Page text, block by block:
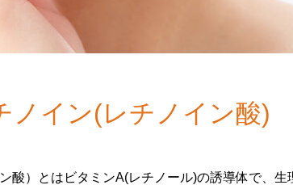
ノイン(レチノイン酸)
酸）とはビタミンA(レチノール)の誘導体で、